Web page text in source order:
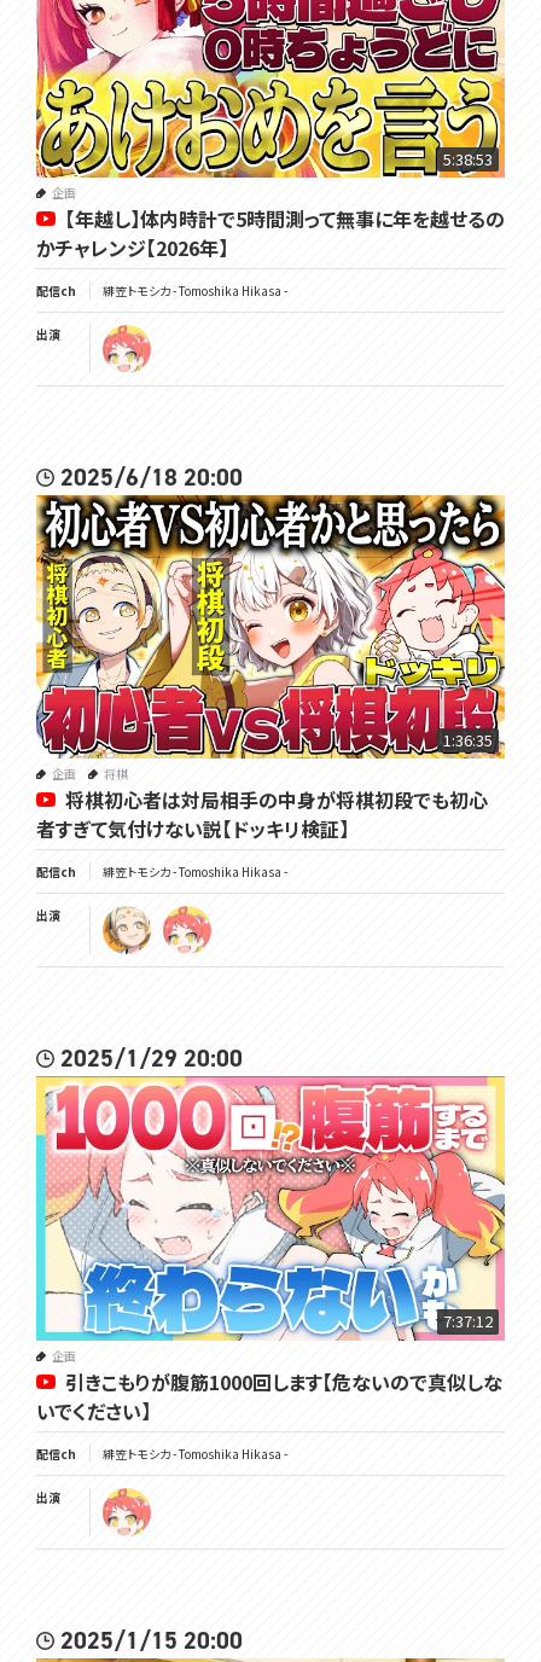
5:38:53
企画
【年越し】体内時計で5時間測って無事に年を越せるの
かチャレンジ【2026年】
配信ch 緋笠トモシカ - Tomoshika Hikasa -
出演
2025/6/18 20:00
1:36:35
企画 将棋
将棋初心者は対局相手の中身が将棋初段でも初心
者すぎて気付けない説【ドッキリ検証】
配信ch 緋笠トモシカ - Tomoshika Hikasa -
出演
2025/1/29 20:00
7:37:12
企画
引きこもりが腹筋1000回します【危ないので真似しな
いでください】
配信ch 緋笠トモシカ - Tomoshika Hikasa -
出演
2025/1/15 20:00